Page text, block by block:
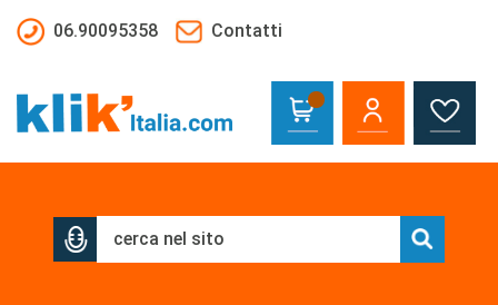
06.90095358
Contatti